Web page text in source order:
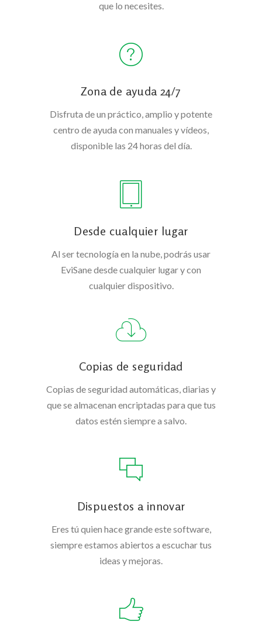
que lo necesites.
Zona de ayuda 24/7
Disfruta de un práctico, amplio y potente
centro de ayuda con manuales y vídeos,
disponible las 24 horas del día.
Desde cualquier lugar
Al ser tecnología en la nube, podrás usar
EviSane desde cualquier lugar y con
cualquier dispositivo.
Copias de seguridad
Copias de seguridad automáticas, diarias y
que se almacenan encriptadas para que tus
datos estén siempre a salvo.
Dispuestos a innovar
Eres tú quien hace grande este software,
siempre estamos abiertos a escuchar tus
ideas y mejoras.